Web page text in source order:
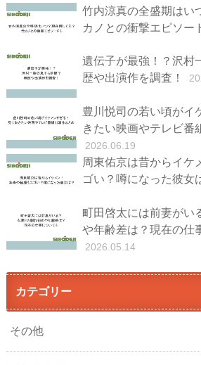
竹内涼真の全盛期はい
カノとの衝撃エピソー
遺伝子が最強！？沢村
歴や出演作を調査！
豊川悦司の若い頃がイ
きたい映画やテレビ番
2026.06.19
周東佑京は昔からイケ
ゴい？噂になった彼女
町田啓太には前妻がい
や年齢差は？現在の仕
2026.05.14
カテゴリー
その他